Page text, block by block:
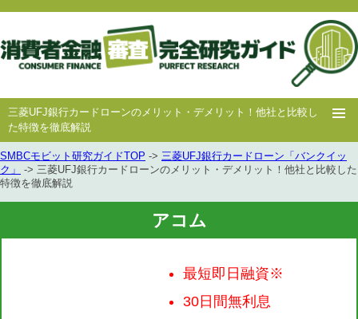
三菱UFJ銀行カードローンのメリット・デメリット！他社と比較し
た特徴を徹底解説
ホー
ム
消費者
金融
中小消費者 キャッシング キャッシング
SMBCモビット研究ガイドTOP -> 三菱UFJ銀行カードローン「バンクイッ
ク」
-> 三菱UFJ銀行カードローンのメリット・デメリット！他社と比較した
特徴を徹底解説
アコム
最短即日融資※
30日間無利息